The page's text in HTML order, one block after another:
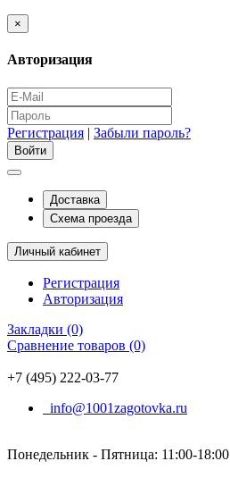
×
Авторизация
Регистрация | Забыли пароль?
Доставка
Схема проезда
Личный кабинет
Регистрация
Авторизация
Закладки (0)
Сравнение товаров (0)
+7 (495) 222-03-77
info@1001zagotovka.ru
Понедельник - Пятница: 11:00-18:00